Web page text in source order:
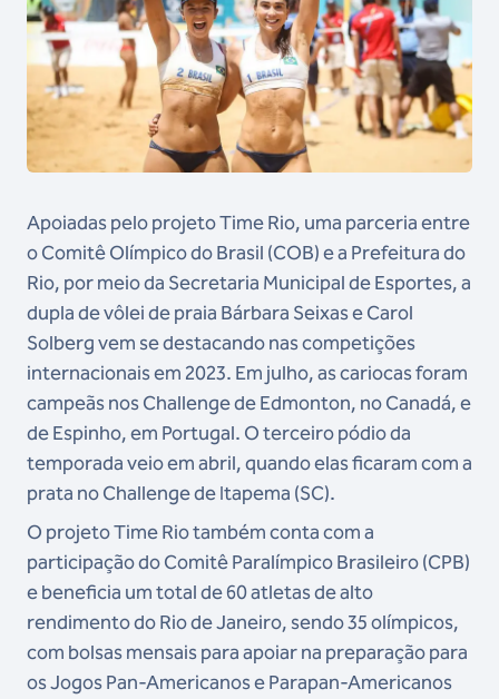
Apoiadas pelo projeto Time Rio, uma parceria entre
o Comitê Olímpico do Brasil (COB) e a Prefeitura do
Rio, por meio da Secretaria Municipal de Esportes, a
dupla de vôlei de praia Bárbara Seixas e Carol
Solberg vem se destacando nas competições
internacionais em 2023. Em julho, as cariocas foram
campeãs nos Challenge de Edmonton, no Canadá, e
de Espinho, em Portugal. O terceiro pódio da
temporada veio em abril, quando elas ficaram com a
prata no Challenge de Itapema (SC).
O projeto Time Rio também conta com a
participação do Comitê Paralímpico Brasileiro (CPB)
e beneficia um total de 60 atletas de alto
rendimento do Rio de Janeiro, sendo 35 olímpicos,
com bolsas mensais para apoiar na preparação para
os Jogos Pan-Americanos e Parapan-Americanos